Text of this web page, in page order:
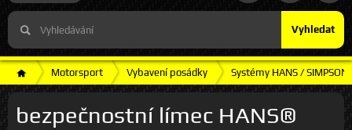
Vyhledat
Motorsport Vybavení posádky Systémy HANS / SIMPSON
bezpečnostní límec HANS®